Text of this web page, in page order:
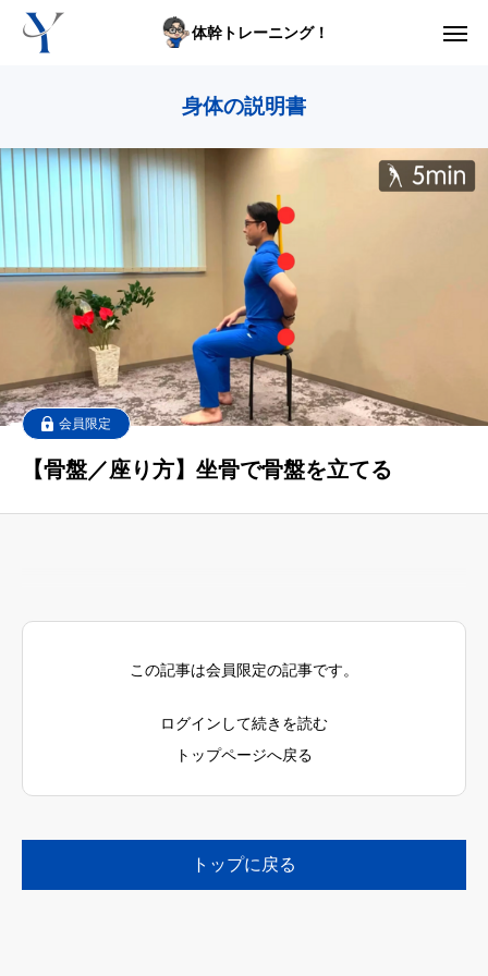
体幹トレーニング！
身体の説明書
会員限定
【骨盤／座り方】坐骨で骨盤を立てる
この記事は会員限定の記事です。
ログインして続きを読む
トップページへ戻る
トップに戻る
体型の悩み動画集
ライブレッスン
セルフ姿勢分析
入会方法
トップ画面ガイド
利用規約
yoshidaコラム